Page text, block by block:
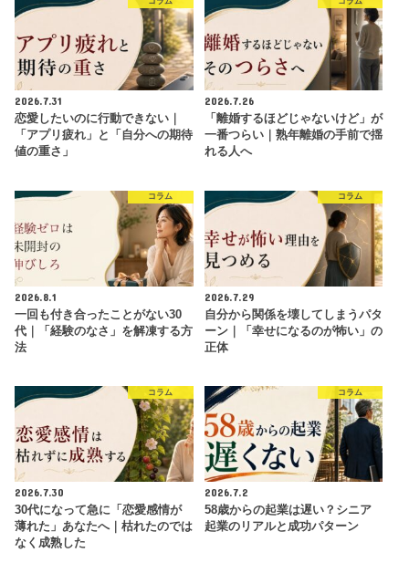
2026.7.31
恋愛したいのに行動できない｜
「アプリ疲れ」と「自分への期待
値の重さ」
2026.7.26
「離婚するほどじゃないけど」が
一番つらい｜熟年離婚の手前で揺
れる人へ
コラム
2026.8.1
一回も付き合ったことがない30
代｜「経験のなさ」を解凍する方
法
コラム
2026.7.29
自分から関係を壊してしまうパタ
ーン｜「幸せになるのが怖い」の
正体
コラム
2026.7.30
30代になって急に「恋愛感情が
薄れた」あなたへ｜枯れたのでは
なく成熟した
コラム
2026.7.2
58歳からの起業は遅い？シニア
起業のリアルと成功パターン